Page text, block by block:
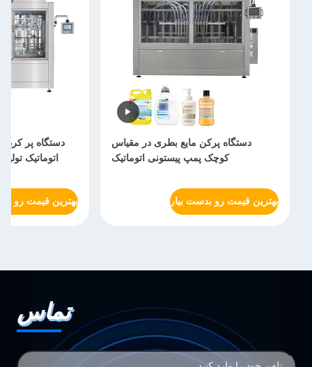
دستگاه پرکن مایع بطری در مقیاس
کوچک پمپ پیستونی اتوماتیک
بهترین قیمت رو بدست بیار
دستگاه پر
اتوماتیک
بهترین قیمت رو
تماس